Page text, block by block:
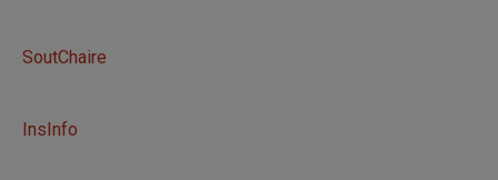
SoutChaire
InsInfo